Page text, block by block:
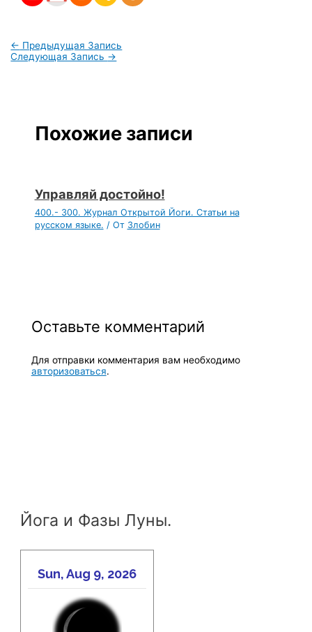
← Предыдущая Запись
Следующая Запись →
Похожие записи
Управляй достойно!
400.- 300. Журнал Открытой Йоги. Статьи на
русском языке. / От Злобин
Оставьте комментарий
Для отправки комментария вам необходимо
авторизоваться.
Йога и Фазы Луны.